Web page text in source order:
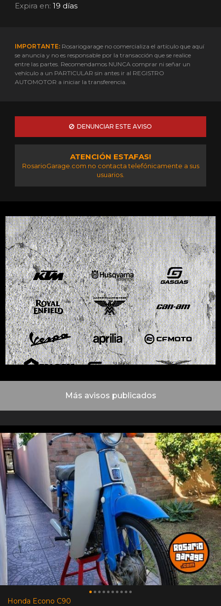
Expira en: 19 días
IMPORTANTE: Rosariogarage no comercializa el artículo que aquí
se anuncia y no es responsable por la transacción que se realice
entre las partes. Recomendamos NUNCA comprar ni señar un
vehículo a un PARTICULAR sin antes ir al REGISTRO
AUTOMOTOR a iniciar la transferencia.
DENUNCIAR ESTE AVISO
ATENCIÓN ESTAFAS!
RosarioGarage.com no contacta telefónicamente a sus
usuarios.
Más avisos publicados
Honda Econo C90